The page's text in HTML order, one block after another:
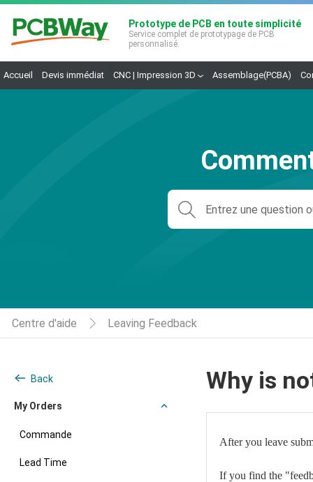
Prototype de PCB en toute simplicité
Service complet de prototypage de PCB
personnalisé.
Accueil Devis immédiat CNC | Impression 3D Assemblage(PCBA)
Centre d'aide Leaving Feedback
Why is
After you leave
If you find the
Back
My Orders
Commande
Lead Time